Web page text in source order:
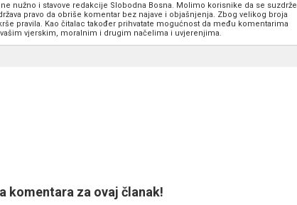
nužno i stavove redakcije Slobodna Bosna. Molimo korisnike da se suzdrže
pravo da obriše komentar bez najave i objašnjenja. Zbog velikog broja
pravila. Kao čitalac također prihvatate mogućnost da među komentarima
vjerskim, moralnim i drugim načelima i uvjerenjima.
komentara za ovaj članak!